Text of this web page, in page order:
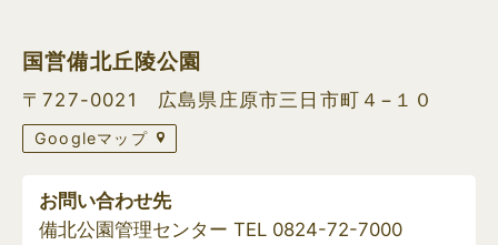
国営備北丘陵公園
〒727-0021 広島県庄原市三日市町４−１０
Googleマップ
お問い合わせ先
備北公園管理センター TEL 0824-72-7000